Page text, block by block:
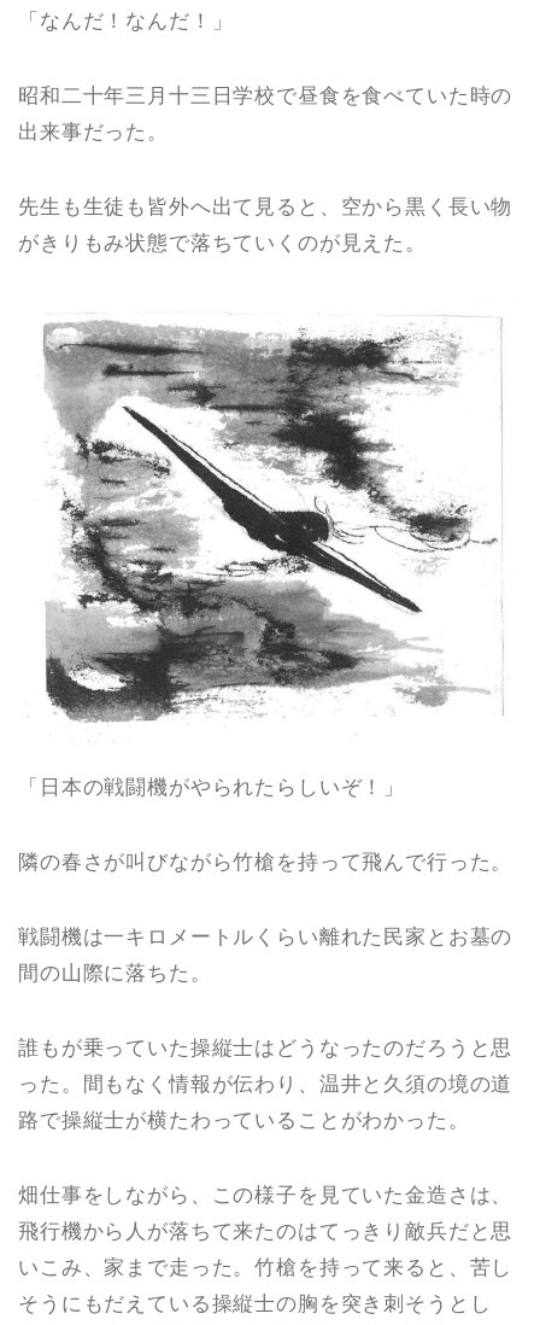
「なんだ！なんだ！」
昭和二十年三月十三日学校で昼食を食べていた時の
出来事だった。
先生も生徒も皆外へ出て見ると、空から黒く長い物
がきりもみ状態で落ちていくのが見えた。
「日本の戦闘機がやられたらしいぞ！」
隣の春さが叫びながら竹槍を持って飛んで行った。
戦闘機は一キロメートルくらい離れた民家とお墓の
間の山際に落ちた。
誰もが乗っていた操縦士はどうなったのだろうと思
った。間もなく情報が伝わり、温井と久須の境の道
路で操縦士が横たわっていることがわかった。
畑仕事をしながら、この様子を見ていた金造さは、
飛行機から人が落ちて来たのはてっきり敵兵だと思
いこみ、家まで走った。竹槍を持って来ると、苦し
そうにもだえている操縦士の胸を突き刺そうとし